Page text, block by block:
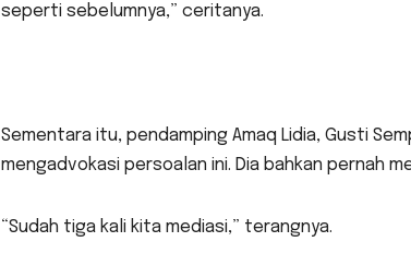
seperti sebelumnya,” ceritanya.
Sementara itu, pendamping Amaq Lidia, Gusti
mengadvokasi persoalan ini. Dia bahkan pernah
“Sudah tiga kali kita mediasi,” terangnya.